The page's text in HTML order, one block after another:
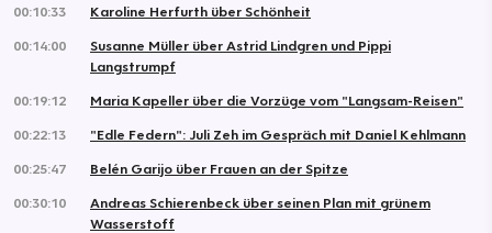
00:10:33
Karoline Herfurth über Schönheit
00:14:00
Susanne Müller über Astrid Lindgren und Pippi
Langstrumpf
00:19:12
Maria Kapeller über die Vorzüge vom "Langsam-Reisen"
00:22:13
"Edle Federn": Juli Zeh im Gespräch mit Daniel Kehlmann
00:25:47
Belén Garijo über Frauen an der Spitze
00:30:10
Andreas Schierenbeck über seinen Plan mit grünem
Wasserstoff